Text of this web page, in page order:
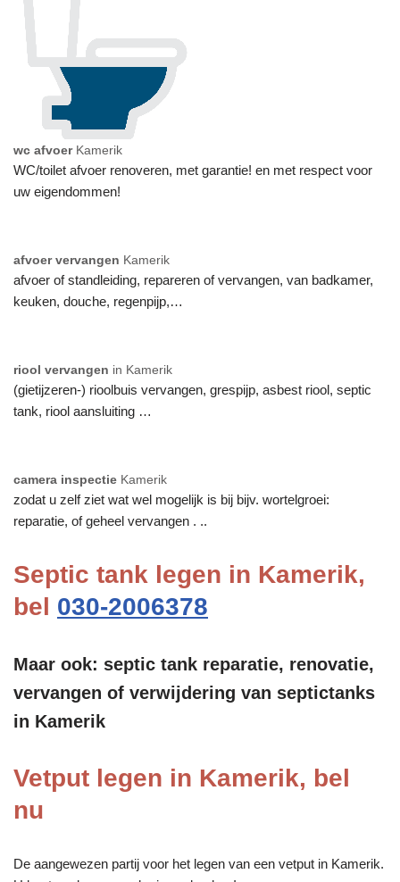
wc afvoer Kamerik
WC/toilet afvoer renoveren, met garantie! en met respect voor
uw eigendommen!
afvoer vervangen Kamerik
afvoer of standleiding, repareren of vervangen, van badkamer,
keuken, douche, regenpijp,…
riool vervangen in Kamerik
(gietijzeren-) rioolbuis vervangen, grespijp, asbest riool, septic
tank, riool aansluiting …
camera inspectie Kamerik
zodat u zelf ziet wat wel mogelijk is bij bijv. wortelgroei:
reparatie, of geheel vervangen . ..
Septic tank legen in Kamerik,
bel 030-2006378
Maar ook: septic tank reparatie, renovatie,
vervangen of verwijdering van septictanks
in Kamerik
Vetput legen in Kamerik, bel
nu
De aangewezen partij voor het legen van een vetput in Kamerik.